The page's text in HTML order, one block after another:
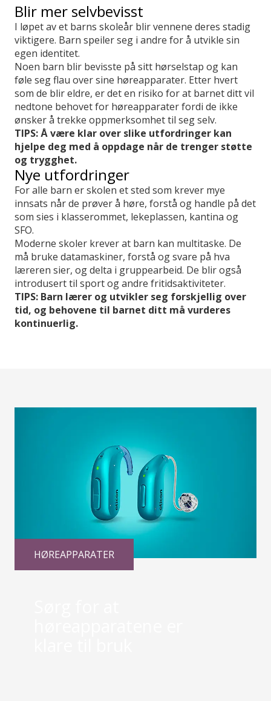
Blir mer selvbevisst
I løpet av et barns skoleår blir vennene deres stadig
viktigere. Barn speiler seg i andre for å utvikle sin
egen identitet.
Noen barn blir bevisste på sitt hørselstap og kan
føle seg flau over sine høreapparater. Etter hvert
som de blir eldre, er det en risiko for at barnet ditt vil
nedtone behovet for høreapparater fordi de ikke
ønsker å trekke oppmerksomhet til seg selv.
TIPS: Å være klar over slike utfordringer kan
hjelpe deg med å oppdage når de trenger støtte
og trygghet.
Nye utfordringer
For alle barn er skolen et sted som krever mye
innsats når de prøver å høre, forstå og handle på det
som sies i klasserommet, lekeplassen, kantina og
SFO.
Moderne skoler krever at barn kan multitaske. De
må bruke datamaskiner, forstå og svare på hva
læreren sier, og delta i gruppearbeid. De blir også
introdusert til sport og andre fritidsaktiviteter.
TIPS: Barn lærer og utvikler seg forskjellig over
tid, og behovene til barnet ditt må vurderes
kontinuerlig.
HØREAPPARATER